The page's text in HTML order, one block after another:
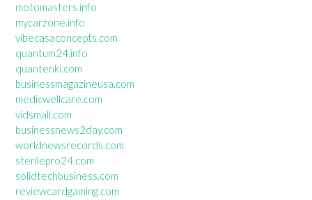
motomasters.info
mycarzone.info
vibecasaconcepts.com
quantum24.info
quantenki.com
businessmagazineusa.com
medicwellcare.com
vidsmall.com
businessnews2day.com
worldnewsrecords.com
sterilepro24.com
solidtechbusiness.com
reviewcardgaming.com